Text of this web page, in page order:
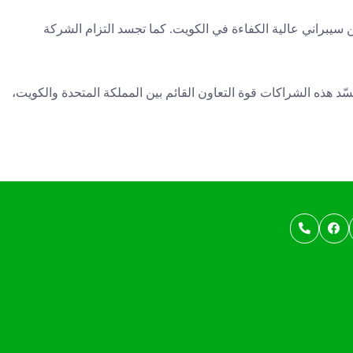
عالية الكفاءة في الكويت. كما تجسد التزام الشركة
الشراكات قوة التعاون القائم بين المملكة المتحدة والكويت،